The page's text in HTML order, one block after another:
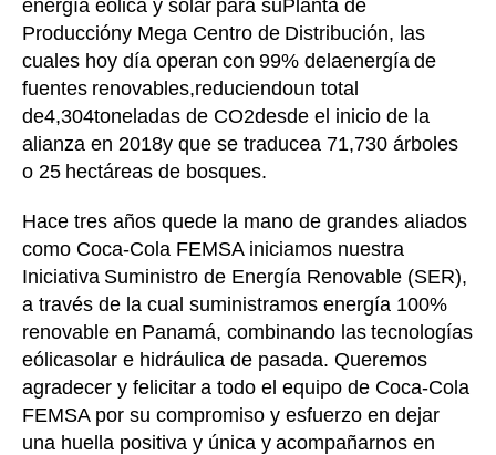
energía eólica y solar para suPlanta de
Produccióny Mega Centro de Distribución, las
cuales hoy día operan con 99% delaenergíade
fuentes renovables,reduciendoun total
de4,304toneladas de CO2desde el inicio de la
alianza en 2018y que se traducea 71,730 árboles
o 25 hectáreas de bosques.
Hace tres años quede la mano de grandes aliados
como Coca-Cola FEMSA iniciamos nuestra
Iniciativa Suministro de Energía Renovable (SER),
a través de la cual suministramos energía 100%
renovable en Panamá, combinando lastecnologías
eólicasolar e hidráulica de pasada. Queremos
agradecer y felicitara todo el equipo de Coca-Cola
FEMSA por su compromiso y esfuerzo en dejar
una huella positiva y única yacompañarnos en